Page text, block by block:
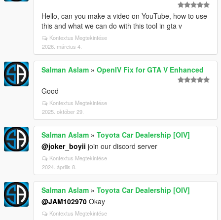
Hello, can you make a video on YouTube, how to use
this and what we can do with this tool in gta v
Kontextus Megtekintése
2026. március 4.
Salman Aslam » OpenIV Fix for GTA V Enhanced
Good
Kontextus Megtekintése
2025. október 29.
Salman Aslam » Toyota Car Dealership [OIV]
@joker_boyii join our discord server
Kontextus Megtekintése
2024. április 8.
Salman Aslam » Toyota Car Dealership [OIV]
@JAM102970 Okay
Kontextus Megtekintése